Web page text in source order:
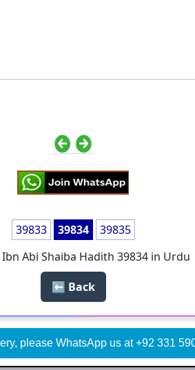
39833 39834
39835
Abi Shaiba Hadith 39834 in Urdu
Back ⬅️
please WhatsApp us at +92 331